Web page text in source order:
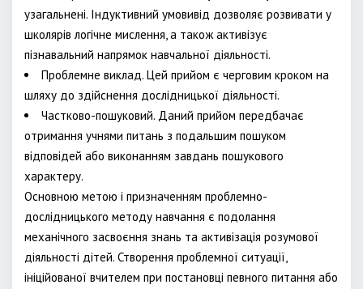
узагальнені. Індуктивний умовивід дозволяє розвивати у
школярів логічне мислення, а також активізує
пізнавальний напрямок навчальної діяльності.
Проблемне виклад. Цей прийом є черговим кроком на
шляху до здійснення дослідницької діяльності.
Частково-пошуковий. Даний прийом передбачає
отримання учнями питань з подальшим пошуком
відповідей або виконанням завдань пошукового
характеру.
Основною метою і призначенням проблемно-
дослідницького методу навчання є подолання
механічного засвоєння знань та активізація розумової
діяльності дітей. Створення проблемної ситуації,
ініційованої вчителем при постановці певного питання або